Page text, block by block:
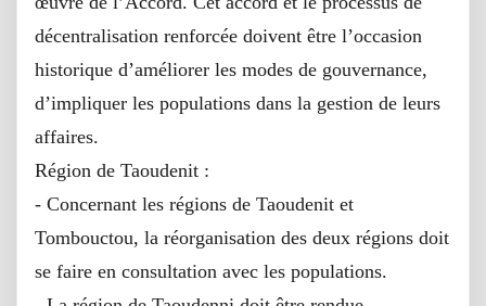
décentralisation renforcée doivent être l’occasion
historique d’améliorer les modes de gouvernance,
d’impliquer les populations dans la gestion de leurs
affaires.
Région de Taoudenit :
- Concernant les régions de Taoudenit et
Tombouctou, la réorganisation des deux régions doit
se faire en consultation avec les populations.